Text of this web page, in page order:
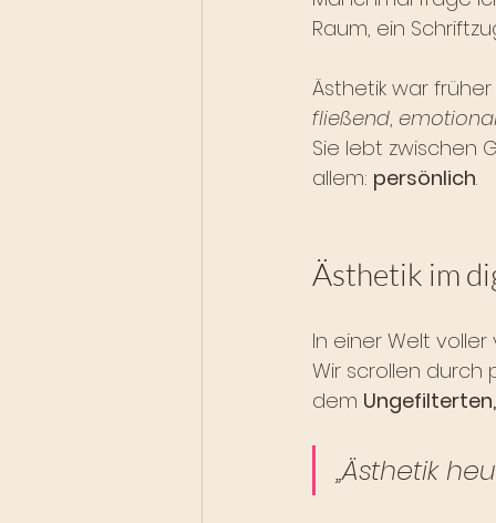
Raum, ein
Ästhetik war
fließend,
Sie lebt zwischen
allem: persönlich.
Ästhetik im
In einer Welt voller
Wir scrollen durch
dem
„Ästhetik